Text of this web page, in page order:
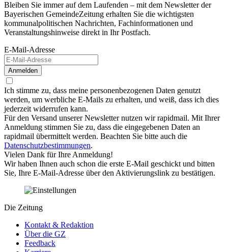
Bleiben Sie immer auf dem Laufenden – mit dem Newsletter der
Bayerischen GemeindeZeitung erhalten Sie die wichtigsten
kommunalpolitischen Nachrichten, Fachinformationen und
Veranstaltungshinweise direkt in Ihr Postfach.
E-Mail-Adresse
Anmelden
Ich stimme zu, dass meine personenbezogenen Daten genutzt
werden, um werbliche E-Mails zu erhalten, und weiß, dass ich dies
jederzeit widerrufen kann.
Für den Versand unserer Newsletter nutzen wir rapidmail. Mit Ihrer
Anmeldung stimmen Sie zu, dass die eingegebenen Daten an
rapidmail übermittelt werden. Beachten Sie bitte auch die
Datenschutzbestimmungen.
Vielen Dank für Ihre Anmeldung!
Wir haben Ihnen auch schon die erste E-Mail geschickt und bitten
Sie, Ihre E-Mail-Adresse über den Aktivierungslink zu bestätigen.
Die Zeitung
Kontakt & Redaktion
Über die GZ
Feedback